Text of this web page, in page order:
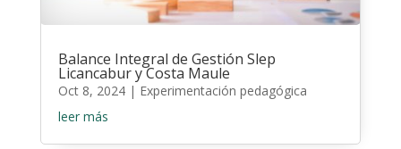
Balance Integral de Gestión Slep
Licancabur y Costa Maule
Oct 8, 2024| Experimentación pedagógica
leer más